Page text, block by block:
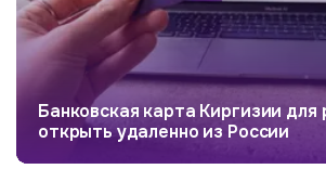
Банковская карта Киргизии для
открыть удаленно из России